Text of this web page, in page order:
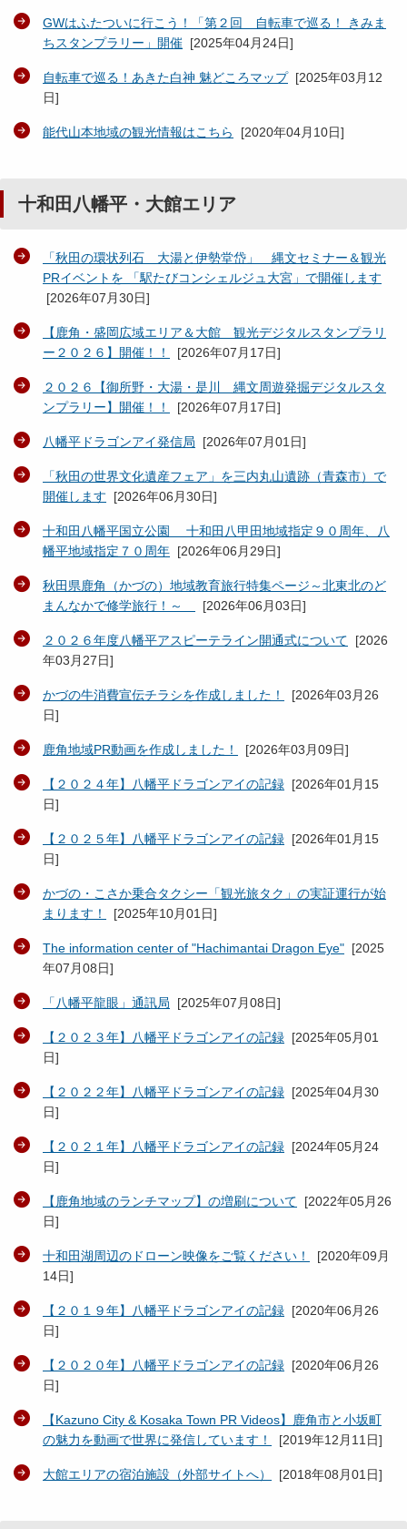
GWはふたついに行こう！「第２回 自転車で巡る！ きみま
ちスタンプラリー」開催 [2025年04月24日]
自転車で巡る！あきた白神 魅どころマップ[2025年03月12
日]
能代山本地域の観光情報はこちら [2020年04月10日]
十和田八幡平・大館エリア
「秋田の環状列石 大湯と伊勢堂岱」 縄文セミナー＆観光
PRイベントを 「駅たびコンシェルジュ大宮」で開催します
[2026年07月30日]
【鹿角・盛岡広域エリア＆大館 観光デジタルスタンプラリ
ー２０２６】開催！！
[2026年07月17日]
２０２６【御所野・大湯・是川 縄文周遊発掘デジタルスタ
ンプラリー】開催！！
[2026年07月17日]
八幡平ドラゴンアイ発信局 [2026年07月01日]
「秋田の世界文化遺産フェア」を三内丸山遺跡（青森市）で
開催します [2026年06月30日]
十和田八幡平国立公園 十和田八甲田地域指定９０周年、八
幡平地域指定７０周年 [2026年06月29日]
秋田県鹿角（かづの）地域教育旅行特集ページ～北東北のど
まんなかで修学旅行！～
[2026年06月03日]
２０２６年度八幡平アスピーテライン開通式について [2026
年03月27日]
かづの牛消費宣伝チラシを作成しました！ [2026年03月26
日]
鹿角地域PR動画を作成しました！ [2026年03月09日]
【２０２４年】八幡平ドラゴンアイの記録 [2026年01月15
日]
【２０２５年】八幡平ドラゴンアイの記録 [2026年01月15
日]
かづの・こさか乗合タクシー「観光旅タク」の実証運行が始
まります！
[2025年10月01日]
The information center of "Hachimantai Dragon Eye" [2025
年07月08日]
「八幡平龍眼」通訊局 [2025年07月08日]
【２０２３年】八幡平ドラゴンアイの記録 [2025年05月01
日]
【２０２２年】八幡平ドラゴンアイの記録 [2025年04月30
日]
【２０２１年】八幡平ドラゴンアイの記録 [2024年05月24
日]
【鹿角地域のランチマップ】の増刷について [2022年05月26
日]
十和田湖周辺のドローン映像をご覧ください！ [2020年09月
14日]
【２０１９年】八幡平ドラゴンアイの記録 [2020年06月26
日]
【２０２０年】八幡平ドラゴンアイの記録 [2020年06月26
日]
【Kazuno City & Kosaka Town PR Videos】鹿角市と小坂町
の魅力を動画で世界に発信しています！
[2019年12月11日]
大館エリアの宿泊施設（外部サイトへ） [2018年08月01日]